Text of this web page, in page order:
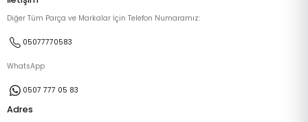
Diğer Tüm Parça ve Markalar İçin Telefon Numaramız:
05077770583
WhatsApp
0507 777 05 83
Adres